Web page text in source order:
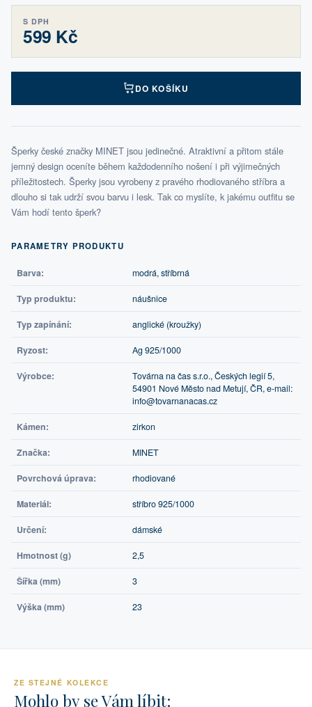
S DPH
599 Kč
DO KOŠÍKU
Šperky české značky MINET jsou jedinečné. Atraktivní a přitom stále
jemný design oceníte během každodenního nošení i při výjimečných
příležitostech. Šperky jsou vyrobeny z pravého rhodiovaného stříbra a
dlouho si tak udrží svou barvu i lesk. Tak co myslíte, k jakému outfitu se
Vám hodí tento šperk?
PARAMETRY PRODUKTU
Barva: modrá, stříbrná
Typ produktu: náušnice
Typ zapínání: anglické (kroužky)
Ryzost: Ag 925/1000
Výrobce:
Továrna na čas s.r.o., Českých legií 5,
54901 Nové Město nad Metují, ČR, e-mail:
info@tovarnanacas.cz
Kámen: zirkon
Značka: MINET
Povrchová úprava: rhodiované
Materiál: stříbro 925/1000
Určení: dámské
Hmotnost (g) 2,5
Šířka (mm) 3
Výška (mm) 23
ZE STEJNÉ KOLEKCE
Mohlo by se Vám líbit: